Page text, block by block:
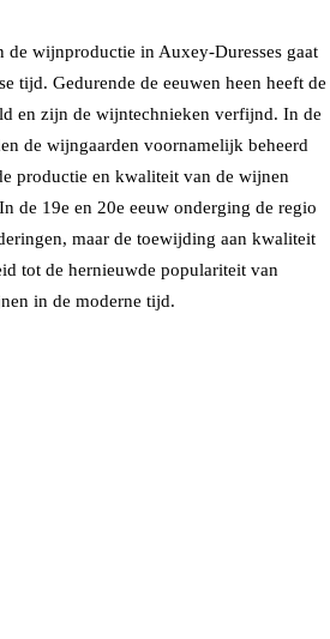
de wijnproductie in Auxey-Duresses gaat
tijd. Gedurende de eeuwen heen heeft de
en zijn de wijntechnieken verfijnd. In de
de wijngaarden voornamelijk beheerd
productie en kwaliteit van de wijnen
de 19e en 20e eeuw onderging de regio
maar de toewijding aan kwaliteit
tot de hernieuwde populariteit van
in de moderne tijd.